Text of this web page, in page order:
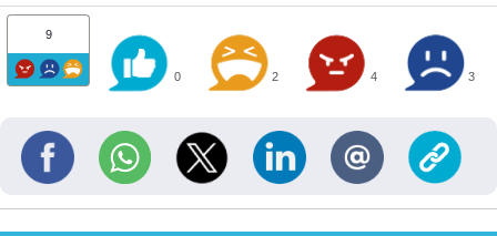
9
0 2 4 3